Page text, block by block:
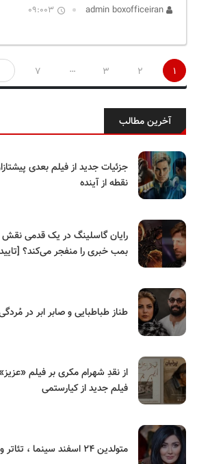
09:003
صفحه‌بندی
نوشته‌ها
1
2
3
…
7
آخرین مطالب
جزئیات جدید از فیلم بعدی
نقطه از آینده
رایان گاسلینگ در یک قدمی
بمب خبری را منفجر می‌کند؟
طناز طباطبایی و صابر ابر در
از نقدِ شهرام مکری بر فیلم
فیلم جدید از کیارستمی
متولدین ۲۴ اسفند سینما ، تئاتر و موسیقی؛ مریم معصومی